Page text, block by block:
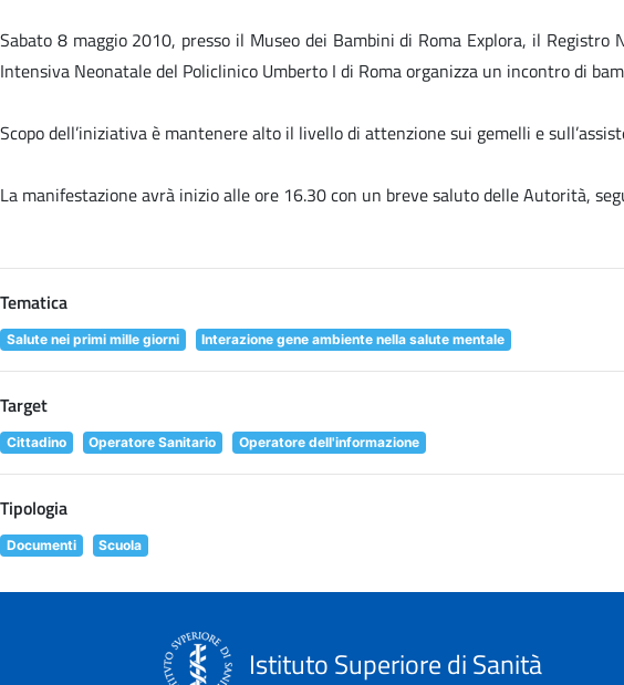
Sabato 8 maggio 2010, presso il Museo dei Bambini di Roma Explora, il
Intensiva Neonatale del Policlinico Umberto I di Roma organizza un incontro di
Scopo dell’iniziativa è mantenere alto il livello di attenzione sui gemelli e
La manifestazione avrà inizio alle ore 16.30 con un breve saluto delle Autorità,
Tematica
Salute nei primi mille giorni Interazione gene ambiente nella salute mentale
Target
Cittadino Operatore Sanitario Operatore dell'informazione
Tipologia
Documenti Scuola
Istituto Superiore di Sanità